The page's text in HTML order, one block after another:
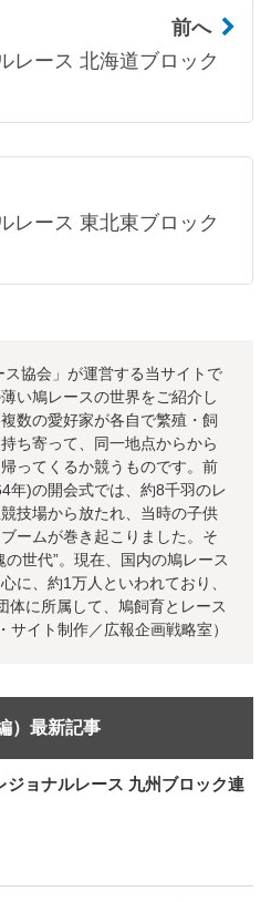
前へ
レース 北海道ブロック
レース 東北東ブロック
ス協会」が運営する当サイトで
い鳩レースの世界をご紹介し
数の愛好家が各自で繁殖・飼
ち寄って、同一地点からから
ってくるか競うものです。前
年)の開会式では、約8千羽のレ
技場から放たれ、当時の子供
ームが巻き起こりました。そ
世代”。現在、国内の鳩レース
に、約1万人といわれており、
体に所属して、鳩飼育とレース
イト制作／広報企画戦略室）
）最新記事
ジョナルレース 九州ブロック連